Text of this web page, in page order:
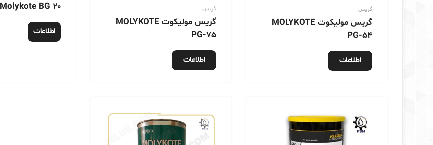
گریس
گریس مولیکوت MOLYKOTE
PG-54
اطلاعات
گریس
گریس مولیکوت MOLYKOTE
PG-75
اطلاعات
Molykote BG 20
اطلاعات